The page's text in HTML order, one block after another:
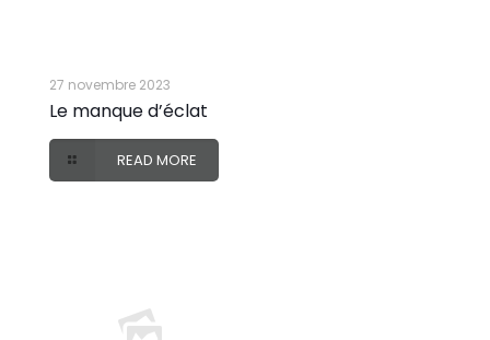
27 novembre 2023
Le manque d’éclat
READ MORE